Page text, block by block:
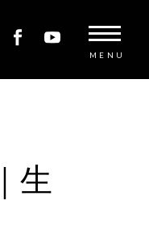
MENU
生